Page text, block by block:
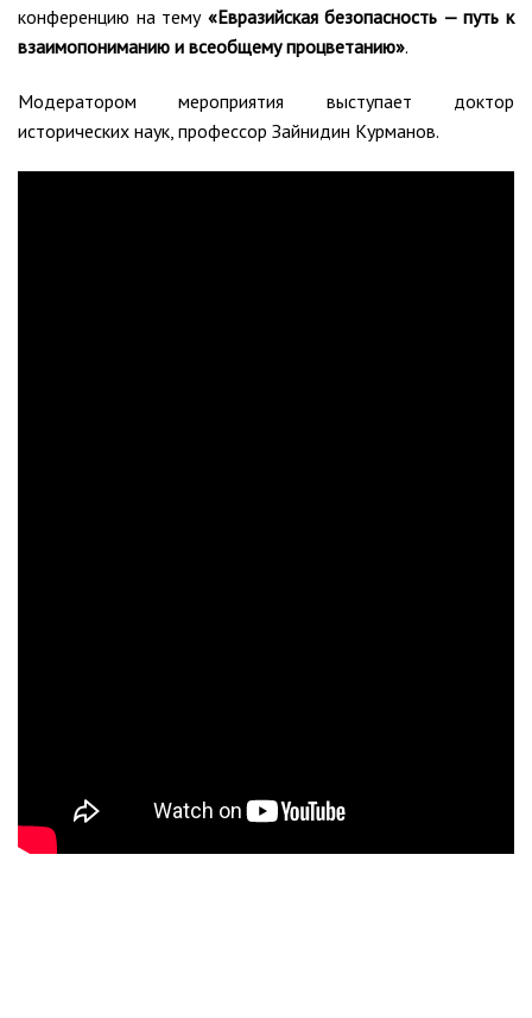
конференцию на тему «Евразийская безопасность — путь к
взаимопониманию и всеобщему процветанию».
Модератором мероприятия выступает доктор
исторических наук, профессор Зайнидин Курманов.